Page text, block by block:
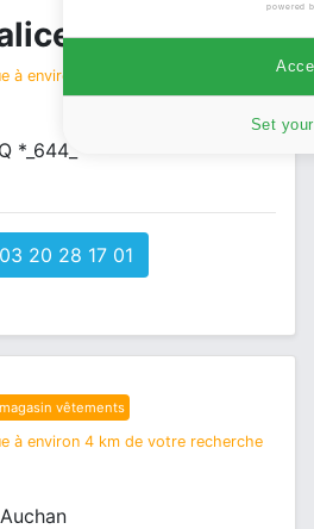
magasin vêtements
à environ 4 km de votre recherche
*_644_*
03 20 28 17 01
magasin vêtements
à environ 4 km de votre recherche
powered
Set